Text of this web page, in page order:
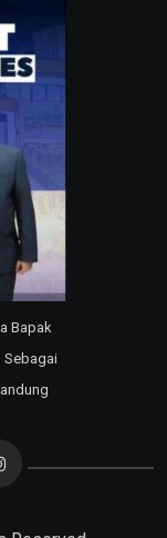
Bapak
Sebagai